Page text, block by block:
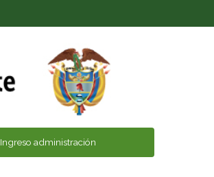
Ingreso administración